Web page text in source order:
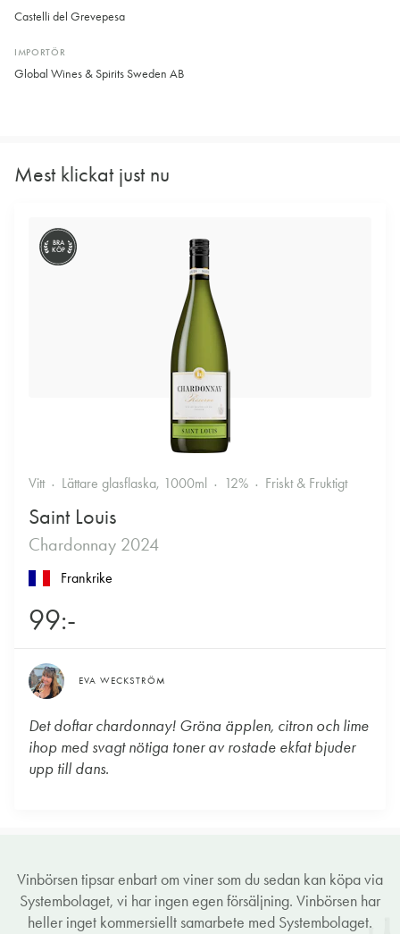
Castelli del Grevepesa
IMPORTÖR
Global Wines & Spirits Sweden AB
Mest klickat just nu
BRA
KÖP
Vitt Lättare glasflaska, 1000ml 12% Friskt & Fruktigt
Saint Louis
Chardonnay 2024
Frankrike
99:-
EVA WECKSTRÖM
Det doftar chardonnay! Gröna äpplen, citron och lime
ihop med svagt nötiga toner av rostade ekfat bjuder
upp till dans.
Vinbörsen tipsar enbart om viner som du sedan kan köpa via
Systembolaget, vi har ingen egen försäljning. Vinbörsen har
heller inget kommersiellt samarbete med Systembolaget.